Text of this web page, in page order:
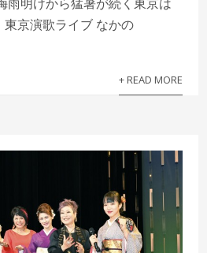
京演歌ライブ なかの
+ READ MORE